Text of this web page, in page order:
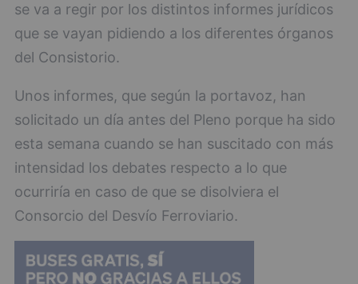
se va a regir por los distintos informes jurídicos
que se vayan pidiendo a los diferentes órganos
del Consistorio.
Unos informes, que según la portavoz, han
solicitado un día antes del Pleno porque ha sido
esta semana cuando se han suscitado con más
intensidad los debates respecto a lo que
ocurriría en caso de que se disolviera el
Consorcio del Desvío Ferroviario.